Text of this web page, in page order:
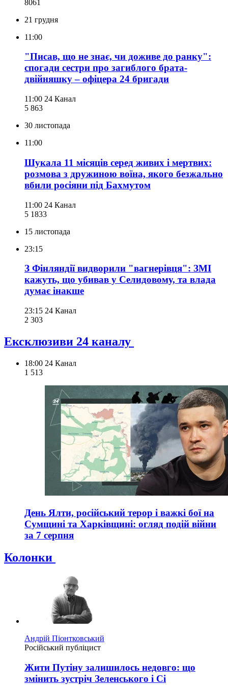
8061
21 грудня
11:00
"Писав, що не знає, чи доживе до ранку":
спогади сестри про загиблого брата-
двійняшку – офіцера 24 бригади
11:00 24 Канал
5 863
30 листопада
11:00
Шукала 11 місяців серед живих і мертвих:
розмова з дружиною воїна, якого безжально
вбили росіяни під Бахмутом
11:00 24 Канал
5 1833
15 листопада
23:15
З Фінляндії видворили "вагнерівця": ЗМІ
кажуть, що убивав у Селидовому, та влада
думає інакше
23:15 24 Канал
2 303
Ексклюзиви 24 каналу
18:00 24 Канал
1 513
День Ялти, російський терор і важкі бої на
Сумщині та Харківщині: огляд подій війни
за 7 серпня
Колонки
Андрій Піонтковський
Російський публіцист
Жити Путіну залишилось недовго: що
змінить зустріч Зеленського і Сі